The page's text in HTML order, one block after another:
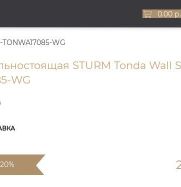
0.00 р.
WG
STURM Tonda Wall
WG